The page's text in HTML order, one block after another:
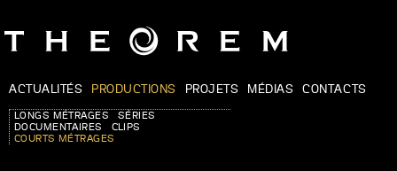
ACTUALITÉS PRODUCTIONS
LONGS MÉTRAGES
SÉRIES
DOCUMENTAIRES
CLIPS
COURTS MÉTRAGES
PROJETS MÉDIAS CONTACTS